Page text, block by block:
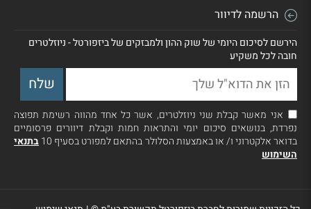
הרשמה לדיוור
הירשם לסיכום היומי של שוק ההון ולמבזקים של ביזפורטל - ניוזלטרים
חובה לכל משקיע
אני מאשר קבלת שני ניוזלטרים, אשר כל אחד מהווה רשימת תפוצה
נפרדת, בנושאים סיכום יומי והתראות חמות וקבלת דיוורים פרסומיים
בדואר אלקטרוני ו/ או באמצעות הסלולר בהתאם למפורט בסעיף 10
בתנאי
השימוש